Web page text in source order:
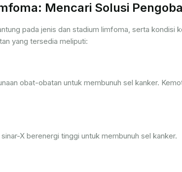
Mencari Solusi
pada jenis dan stadium limfoma, serta kondisi
yang tersedia meliputi:
obat-obatan untuk membunuh sel kanker.
X berenergi tinggi untuk membunuh sel kanker.